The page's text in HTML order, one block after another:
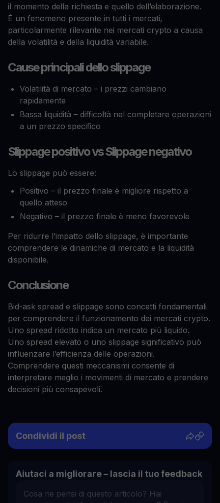
il momento della richiesta e quello dell’elaborazione.
È un fenomeno presente in tutti i mercati,
particolarmente rilevante nei mercati crypto a causa
della volatilità e della liquidità variabile.
Cause principali dello slippage
Volatilità di mercato – i prezzi cambiano
rapidamente
Bassa liquidità – difficoltà nel completare operazioni
a un prezzo specifico
Slippage positivo vs Slippage negativo
Lo slippage può essere:
Positivo – il prezzo finale è migliore rispetto a
quello atteso
Negativo – il prezzo finale è meno favorevole
Per ridurre l’impatto dello slippage, è importante
comprendere le dinamiche di mercato e la liquidità
disponibile.
Conclusione
Bid-ask spread e slippage sono concetti fondamentali
per comprendere il funzionamento dei mercati crypto.
Uno spread ridotto indica un mercato più liquido.
Uno spread elevato o uno slippage significativo può
influenzare l’efficienza delle operazioni.
Comprendere questi meccanismi consente di
interpretare meglio i movimenti di mercato e prendere
decisioni più consapevoli.
Condividi il post
Aiutaci a migliorare – lascia il tuo feedback